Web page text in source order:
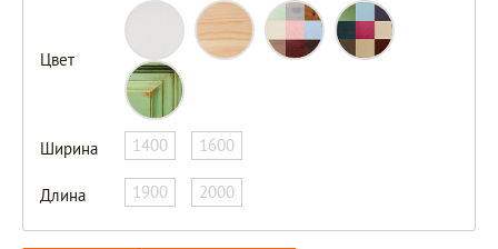
Цвет
Ширина 1400 1600
Длина 1900 2000